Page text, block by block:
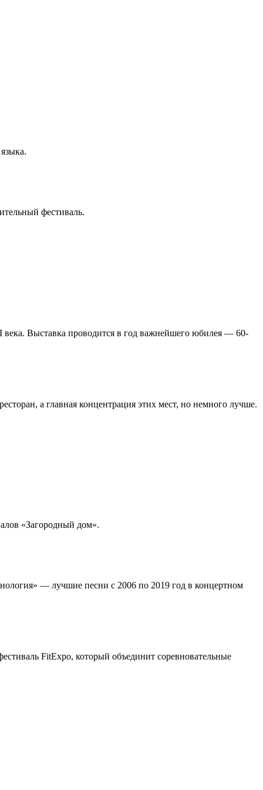
фестиваль.
Выставка проводится в год важнейшего юбилея — 60-
а главная концентрация этих мест, но немного лучше.
«Загородный дом».
— лучшие песни с 2006 по 2019 год в концертном
FitExpo, который объединит соревновательные